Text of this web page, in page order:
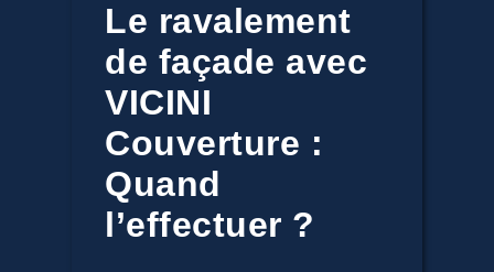
Le ravalement
de façade avec
VICINI
Couverture :
Quand
l’effectuer ?